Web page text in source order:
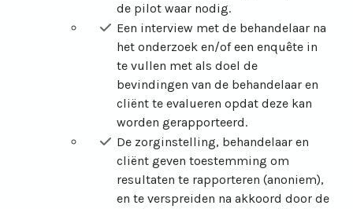
de pilot waar nodig.
Een interview met de behandelaar na
het onderzoek en/of een enquête in
te vullen met als doel de
bevindingen van de behandelaar en
cliënt te evalueren opdat deze kan
worden gerapporteerd.
De zorginstelling, behandelaar en
cliënt geven toestemming om
resultaten te rapporteren (anoniem),
en te verspreiden na akkoord door de